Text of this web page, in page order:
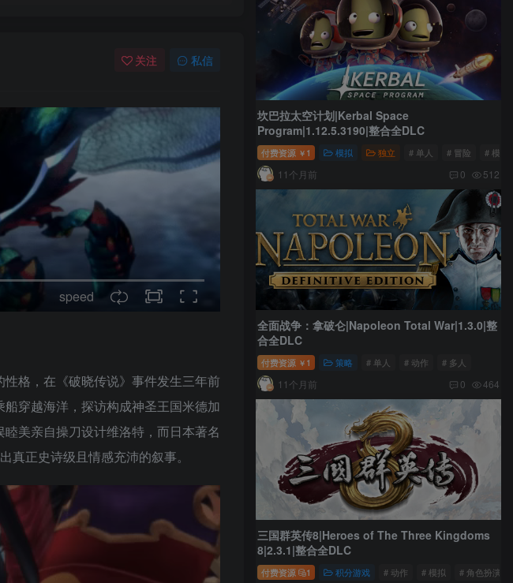
关注 私信
speed
格，在《破晓传说》事件发生三年前
穿越海洋，探访构成神圣王国米德加
美亲自操刀设计维洛特，而日本著名
正史诗级且情感充沛的叙事。
坎巴拉太空计划|Kerbal Space
Program|1.12.5.3190|整合全DLC
付费资源 ￥ 1 模拟 独立 # 单人 # 冒险 # 模拟
11个月前 0 512
全面战争：拿破仑|Napoleon Total War|1.3.0|整
合全DLC
付费资源 ￥ 1 策略 # 单人 # 动作 # 多人
11个月前 0 464
三国群英传8|Heroes of The Three Kingdoms
8|2.3.1|整合全DLC
付费资源 1 积分游戏 # 动作 # 模拟 # 角色扮演